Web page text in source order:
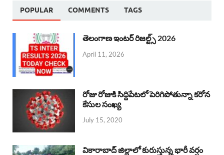
POPULAR COMMENTS TAGS
తెలంగాణ ఇంటర్ రిజల్ట్స్ 2026
April 11, 2026
రోజు రోజుకి సిద్దిపేటలో పెరిగిపోతున్నా కరోన
కేసుల సంఖ్య
July 15, 2020
వికారాబాద్ జిల్లాలో కురుస్తున్న భారీ వర్షం